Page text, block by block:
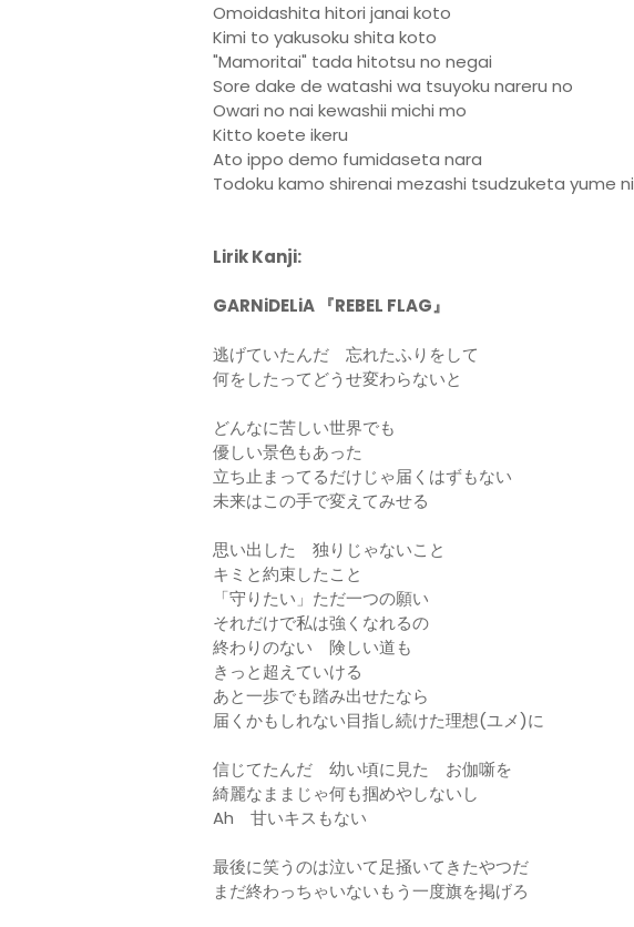
Omoidashita hitori janai koto
Kimi to yakusoku shita koto
"Mamoritai" tada hitotsu no negai
Sore dake de watashi wa tsuyoku nareru no
Owari no nai kewashii michi mo
Kitto koete ikeru
Ato ippo demo fumidaseta nara
Todoku kamo shirenai mezashi tsudzuketa yume ni
Lirik Kanji:
GARNiDELiA 『REBEL FLAG』
逃げていたんだ 忘れたふりをして
何をしたってどうせ変わらないと
どんなに苦しい世界でも
優しい景色もあった
立ち止まってるだけじゃ届くはずもない
未来はこの手で変えてみせる
思い出した 独りじゃないこと
キミと約束したこと
「守りたい」ただ一つの願い
それだけで私は強くなれるの
終わりのない 険しい道も
きっと超えていける
あと一歩でも踏み出せたなら
届くかもしれない目指し続けた理想(ユメ)に
信じてたんだ 幼い頃に見た お伽噺を
綺麗なままじゃ何も掴めやしないし
Ah 甘いキスもない
最後に笑うのは泣いて足掻いてきたやつだ
まだ終わっちゃいないもう一度旗を掲げろ